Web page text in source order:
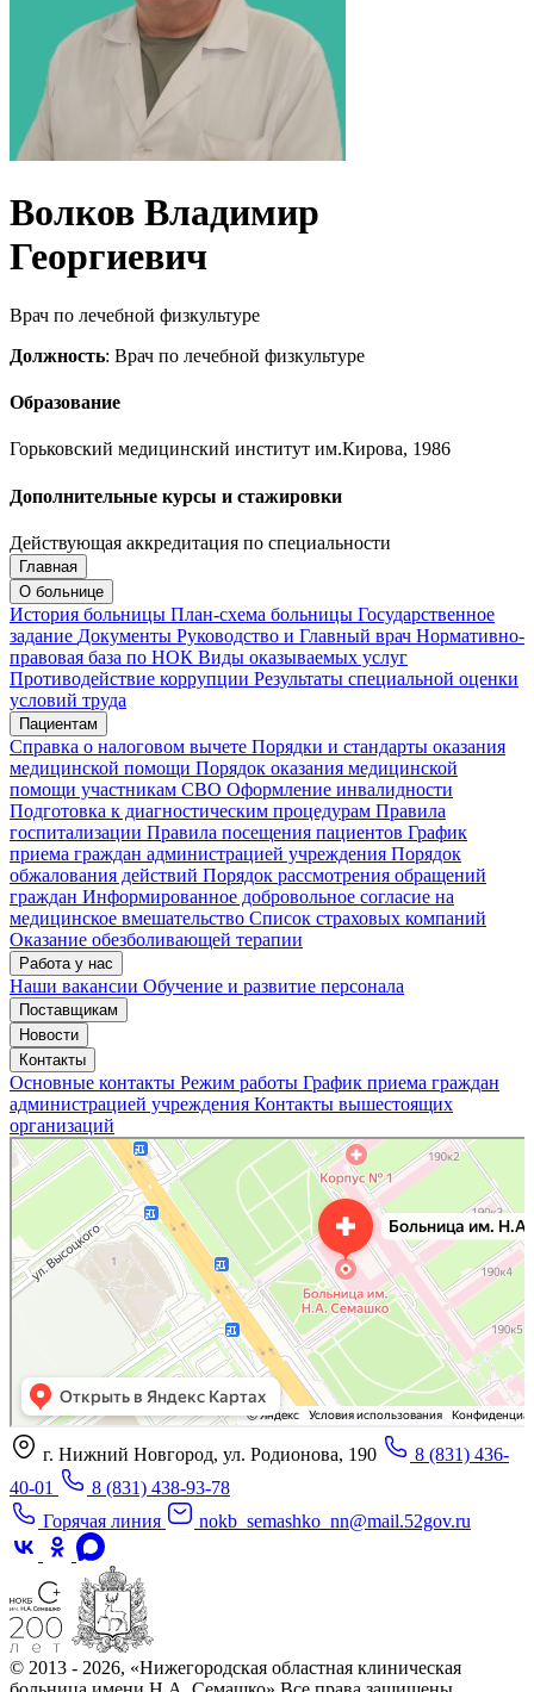
Волков Владимир
Георгиевич
Врач по лечебной физкультуре
Должность: Врач по лечебной физкультуре
Образование
Горьковский медицинский институт им.Кирова, 1986
Дополнительные курсы и стажировки
Действующая аккредитация по специальности
Запись на приём
Подтвердить запись Отмена
Запись подтверждена
Мои записи
Главная
О больнице
История больницы План-схема больницы Государственное
задание Документы Руководство и Главный врач Нормативно-
правовая база по НОК Виды оказываемых услуг
Противодействие коррупции Результаты специальной оценки
условий труда
Пациентам
Справка о налоговом вычете Порядки и стандарты оказания
медицинской помощи Порядок оказания медицинской
помощи участникам СВО Оформление инвалидности
Подготовка к диагностическим процедурам Правила
госпитализации Правила посещения пациентов График
приема граждан администрацией учреждения Порядок
обжалования действий Порядок рассмотрения обращений
граждан Информированное добровольное согласие на
медицинское вмешательство Список страховых компаний
Оказание обезболивающей терапии
Работа у нас
Наши вакансии Обучение и развитие персонала
Поставщикам
Новости
Контакты
Основные контакты Режим работы График приема граждан
администрацией учреждения Контакты вышестоящих
организаций
«Нижегородская областная клиническая больница имени Н.А. Семашко»
Отделение больницы, госпиталя в Нижнем Новгороде
Больница для взрослых в Нижнем Новгороде
г. Нижний Новгород, ул. Родионова, 190
8 (831) 436-
40-01
8 (831) 438-93-78
Горячая линия
nokb_semashko_nn@mail.52gov.ru
© 2013 - 2026, «Нижегородская областная клиническая